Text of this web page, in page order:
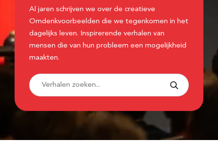
Al jaren schrijven we over de creatieve
Omdenkvoorbeelden die we tegenkomen in het
dagelijks leven. Inspirerende verhalen van
mensen die van hun probleem een mogelijkheid
maakten.